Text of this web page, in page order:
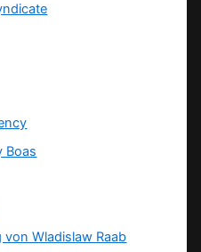
Boas
Wladislaw Raab